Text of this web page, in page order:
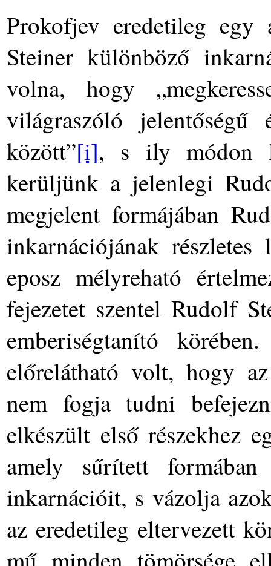
Prokofjev eredetileg
Steiner különböző
volna, hogy
világraszóló
között”[i], s ily módon
kerüljünk a jelenlegi
megjelent formájában
inkarnációjának részletes
eposz mélyreható
fejezetet szentel Rudolf
emberiségtanító
előrelátható volt, hogy
nem fogja tudni
elkészült első részekhez
amely sűrített
inkarnációit, s vázolja
az eredetileg eltervezett